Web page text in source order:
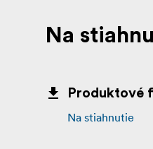
Na
Produktové
Na stiahnutie